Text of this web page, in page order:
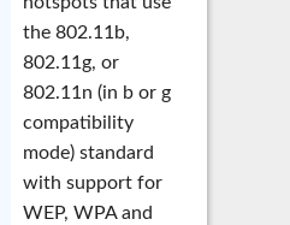
the 802.11b,
802.11g, or
802.11n (in b or g
compatibility
mode) standard
with support for
WEP, WPA and